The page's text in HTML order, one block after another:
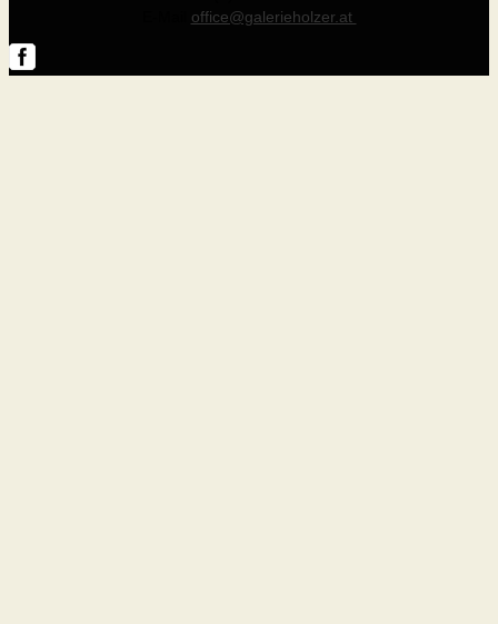
office@galerieholzer.at